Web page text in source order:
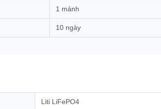
1 mảnh
10 ngày
Liti LiFePO4